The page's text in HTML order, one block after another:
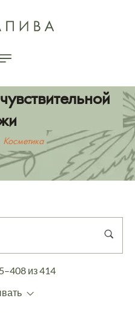
Косметика
из 414